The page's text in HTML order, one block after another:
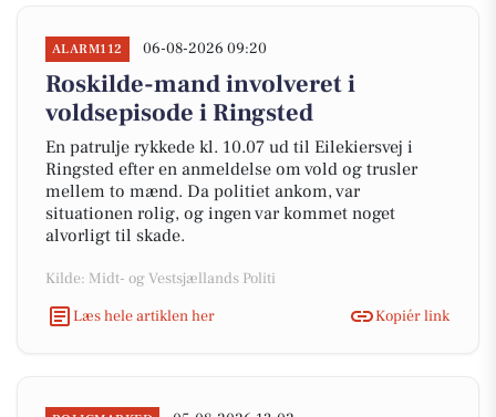
ALARM112 06-08-2026 09:20
Roskilde-mand involveret i
voldsepisode i Ringsted
En patrulje rykkede kl. 10.07 ud til Eilekiersvej i
Ringsted efter en anmeldelse om vold og trusler
mellem to mænd. Da politiet ankom, var
situationen rolig, og ingen var kommet noget
alvorligt til skade.
Kilde: Midt- og Vestsjællands Politi
Læs hele artiklen her
Kopiér link